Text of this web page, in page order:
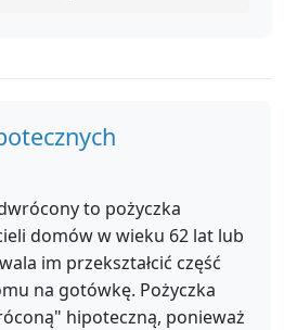
to pożyczka
domów w wieku 62 lat lub
im przekształcić część
na gotówkę. Pożyczka
hipoteczną, ponieważ